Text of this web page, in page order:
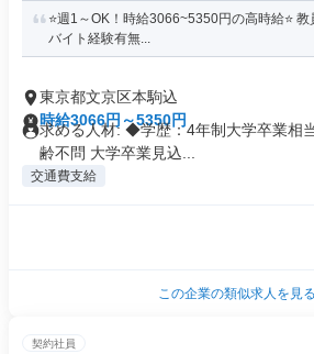
⭐️週1～OK！時給3066~5350円の高時給⭐️
バイト経験有無...
東京都文京区本駒込
時給3066円～5350円
求める人材: ◆学歴：4年制大学卒業相
齢不問 大学卒業見込...
交通費支給
この企業の類似求人を見る
契約社員